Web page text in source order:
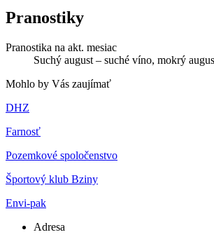
Pranostiky
Pranostika na akt. mesiac
Suchý august – suché víno, mokrý
Mohlo by Vás zaujímať
DHZ
Farnosť
Pozemkové spoločenstvo
Športový klub Bziny
Envi-pak
Adresa